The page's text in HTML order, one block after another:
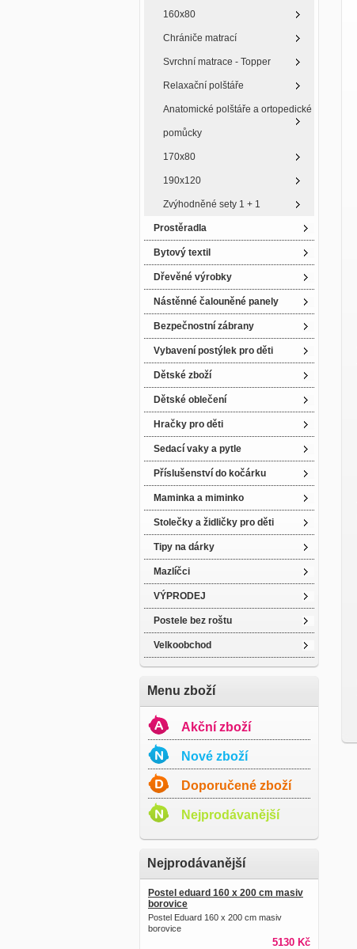
160x80
Chrániče matrací
Svrchní matrace - Topper
Relaxační polštáře
Anatomické polštáře a ortopedické
pomůcky
170x80
190x120
Zvýhodněné sety 1 + 1
Prostěradla
Bytový textil
Dřevěné výrobky
Nástěnné čalouněné panely
Bezpečnostní zábrany
Vybavení postýlek pro děti
Dětské zboží
Dětské oblečení
Hračky pro děti
Sedací vaky a pytle
Příslušenství do kočárku
Maminka a miminko
Stolečky a židličky pro děti
Tipy na dárky
Mazlíčci
VÝPRODEJ
Postele bez roštu
Velkoobchod
Menu zboží
Akční zboží
Nové zboží
Doporučené zboží
Nejprodávanější
Nejprodávanější
Postel eduard 160 x 200 cm masiv
borovice
Postel Eduard 160 x 200 cm masiv
borovice
5130 Kč